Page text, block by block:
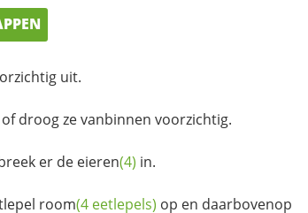
uit.
droog ze vanbinnen voorzichtig.
er de eieren(4) in.
room(4 eetlepels) op en daarbovenop